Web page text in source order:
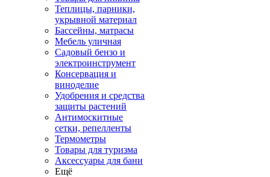
Теплицы, парники,
укрывной материал
Бассейны, матрасы
Мебель уличная
Садовый бензо и
электроинструмент
Консервация и
виноделие
Удобрения и средства
защиты растений
Антимоскитные
сетки, репелленты
Термометры
Товары для туризма
Аксессуары для бани
Ещё